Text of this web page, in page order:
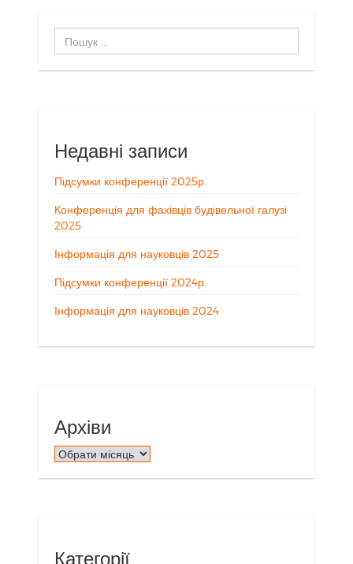
Пошук
...
Недавні записи
Підсумки конференції 2025р.
Конференція для фахівців будівельної галузі
2025
Інформація для науковців 2025
Підсумки конференції 2024р.
Інформація для науковців 2024
Архіви
Архіви
Категорії